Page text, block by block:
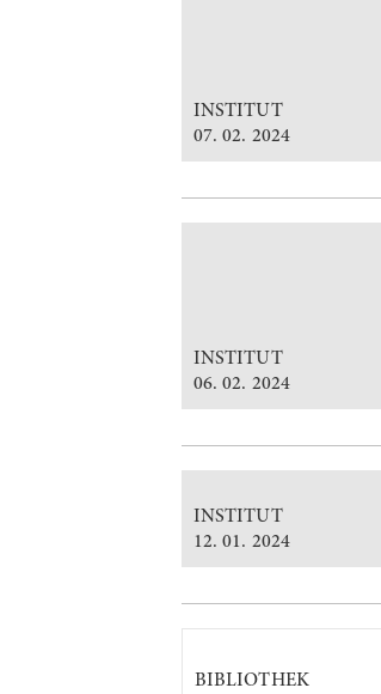
INSTITUT
07. 02. 2024
INSTITUT
06. 02. 2024
INSTITUT
12. 01. 2024
BIBLIOTHEK